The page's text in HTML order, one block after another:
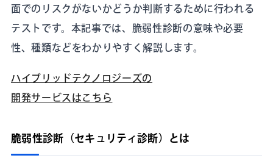
面でのリスクがないかどうか判断するために行われる
テストです。本記事では、脆弱性診断の意味や必要
性、種類などをわかりやすく解説します。
ハイブリッドテクノロジーズの
開発サービスはこちら
脆弱性診断（セキュリティ診断）とは